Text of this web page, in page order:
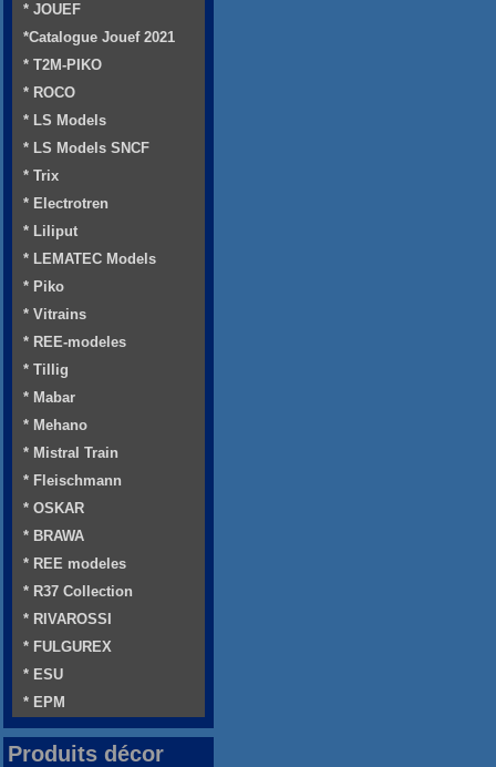
* JOUEF
*Catalogue Jouef 2021
* T2M-PIKO
* ROCO
* LS Models
* LS Models SNCF
* Trix
* Electrotren
* Liliput
* LEMATEC Models
* Piko
* Vitrains
* REE-modeles
* Tillig
* Mabar
* Mehano
* Mistral Train
* Fleischmann
* OSKAR
* BRAWA
* REE modeles
* R37 Collection
* RIVAROSSI
* FULGUREX
* ESU
* EPM
Produits décor